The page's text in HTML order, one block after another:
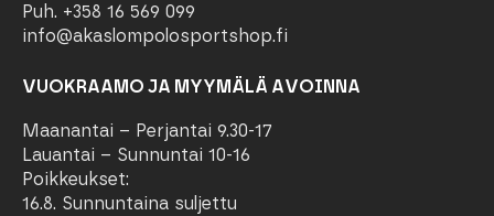
Puh. +358 16 569 099
info@akaslompolosportshop.fi
VUOKRAAMO JA MYYMÄLÄ AVOINNA
Maanantai – Perjantai 9.30-17
Lauantai – Sunnuntai 10-16
Poikkeukset:
16.8. Sunnuntaina suljettu